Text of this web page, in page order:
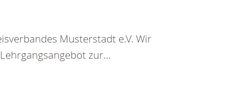
Musterstadt e.V. Wir
zur...